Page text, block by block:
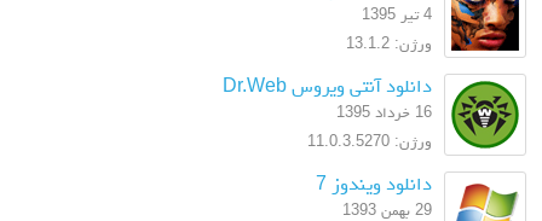
4 تیر 1395
ورژن: 13.1.2
دانلود آنتی ویروس Dr.Web
16 خرداد 1395
ورژن: 11.0.3.5270
دانلود ویندوز 7
29 بهمن 1393